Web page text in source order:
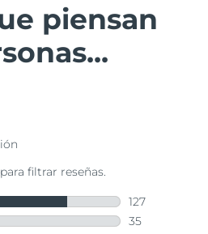
piensan